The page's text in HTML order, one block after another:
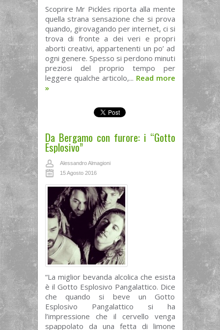
Scoprire Mr Pickles riporta alla mente
quella strana sensazione che si prova
quando, girovagando per internet, ci si
trova di fronte a dei veri e propri
aborti creativi, appartenenti un po’ ad
ogni genere. Spesso si perdono minuti
preziosi del proprio tempo per
leggere qualche articolo,... Read more
»
Da Bergamo con furore: i “Gotto
Esplosivo”
Alessandro Almagioni
15 Agosto 2016
“La miglior bevanda alcolica che esista
è il Gotto Esplosivo Pangalattico. Dice
che quando si beve un Gotto
Esplosivo Pangalattico si ha
l’impressione che il cervello venga
spappolato da una fetta di limone